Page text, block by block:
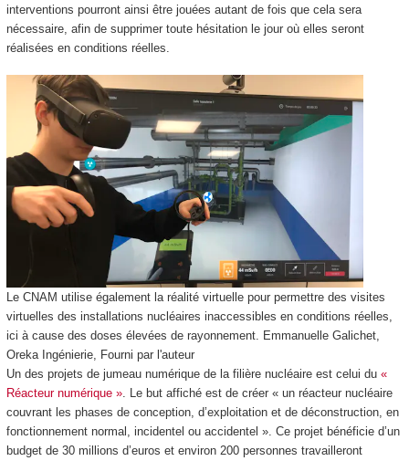
interventions pourront ainsi être jouées autant de fois que cela sera
nécessaire, afin de supprimer toute hésitation le jour où elles seront
réalisées en conditions réelles.
Le CNAM utilise également la réalité virtuelle pour permettre des visites
virtuelles des installations nucléaires inaccessibles en conditions réelles,
ici à cause des doses élevées de rayonnement. Emmanuelle Galichet,
Oreka Ingénierie, Fourni par l'auteur
Un des projets de jumeau numérique de la filière nucléaire est celui du «
Réacteur numérique ». Le but affiché est de créer « un réacteur nucléaire
couvrant les phases de conception, d’exploitation et de déconstruction, en
fonctionnement normal, incidentel ou accidentel ». Ce projet bénéficie d’un
budget de 30 millions d’euros et environ 200 personnes travailleront